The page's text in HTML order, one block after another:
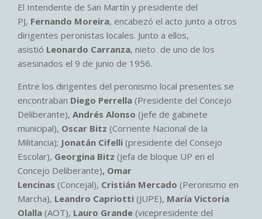
El Intendente de San Martín y presidente del
PJ, Fernando Moreira, encabezó el acto junto a otros
dirigentes peronistas locales. Junto a ellos,
asistió Leonardo Carranza, nieto de uno de los
asesinados el 9 de junio de 1956.
Entre los dirigentes del peronismo local presentes se
encontraban Diego Perrella (Presidente del Concejo
Deliberante), Andrés Alonso (jefe de gabinete
municipal), Oscar Bitz (Corriente Nacional de la
Militancia); Jonatán Cifelli (presidente del Consejo
Escolar), Georgina Bitz (jefa de bloque UP en el
Concejo Deliberante), Omar
Lencinas (Concejal), Cristián Mercado (Peronismo en
Marcha), Leandro Capriotti (JUPE), María Victoria
Olalla (AOT), Lauro Grande (vicepresidente del